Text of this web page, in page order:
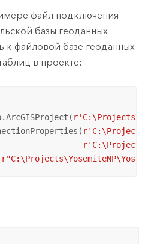
файл подключения
базы геоданных
к файловой базе геоданных
в проекте: